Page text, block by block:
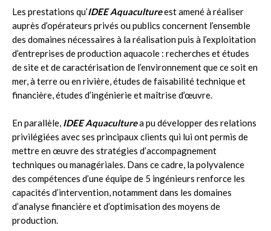
Les prestations qu’IDEE Aquacultureest amené à réaliser
auprès d’opérateurs privés ou publics concernent l’ensemble
des domaines nécessaires à la réalisation puis à l’exploitation
d’entreprises de production aquacole : recherches et études
de site et de caractérisation de l’environnement que ce soit en
mer, à terre ou en rivière, études de faisabilité technique et
financière, études d’ingénierie et maîtrise d’œuvre.
En parallèle, IDEE Aquaculturea pu développer des relations
privilégiées avec ses principaux clients qui lui ont permis de
mettre en œuvre des stratégies d’accompagnement
techniques ou managériales. Dans ce cadre, la polyvalence
des compétences d’une équipe de 5 ingénieurs renforce les
capacités d’intervention, notamment dans les domaines
d’analyse financière et d’optimisation des moyens de
production.